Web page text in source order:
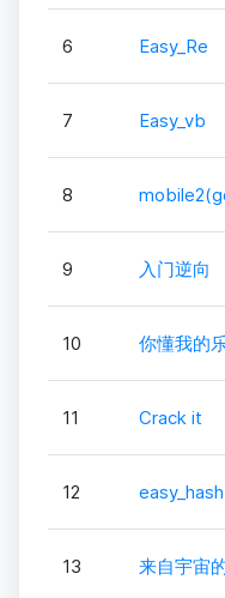
6 Easy_Re
7 Easy_vb
8
9 入门逆向
10 你懂我的
11 Crack it
12 easy_hash
13 来自宇宙